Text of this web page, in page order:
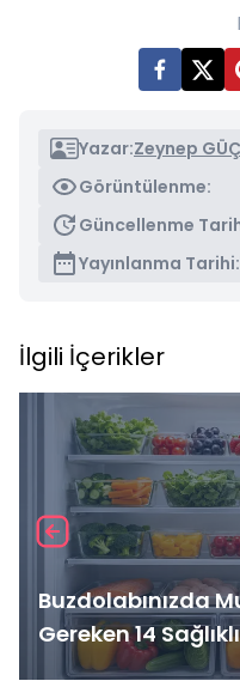
Yazar:Zeynep
Görüntülenme:
Güncellenme
Yayınlanma Tarihi:
İlgili İçerikler
Buzdolabınızda
Gereken 14